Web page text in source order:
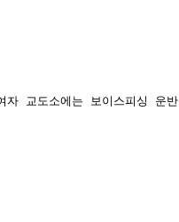
자 교도소에는 보이스피싱 운